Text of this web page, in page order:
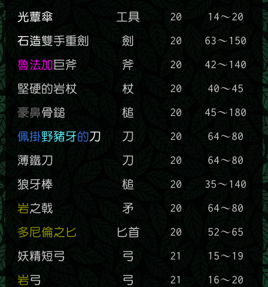
光蕈傘
工具 20
14～20
石造雙手重劍 劍 20
63～150
魯法加巨斧 斧 20
42～140
堅硬的岩杖
杖 20
40～45
豪鼻骨鎚 槌 20
45～180
佩掛野豬牙的刀 刀 20
64～80
薄鐵刀
刀 20
64～80
狼牙棒
槌 20
35～140
岩之戟 矛 20
64～80
多尼倫之匕
匕首 20
52～65
妖精短弓
弓 21
15～19
岩弓 弓 21
16～20